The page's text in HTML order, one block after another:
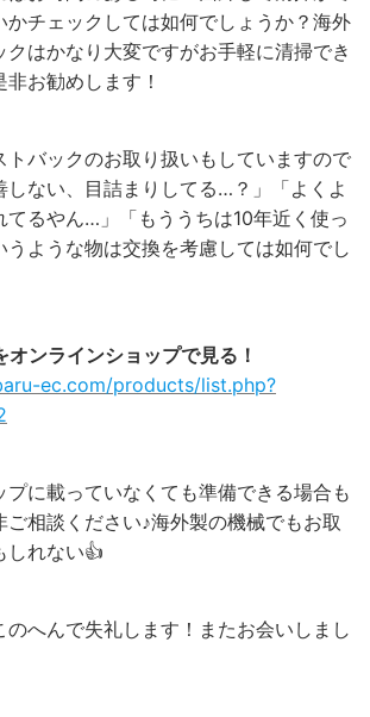
かチェックしては如何でしょうか？海外
はかなり大変ですがお手軽に清掃でき
お勧めします！
トバックのお取り扱いもしていますので
しない、目詰まりしてる…？」「よくよ
てるやん…」「もううちは10年近く使っ
うような物は交換を考慮しては如何でし
ンラインショップで見る！
ec.com/products/list.php?
プに載っていなくても準備できる場合も
ご相談ください♪海外製の機械でもお取
しれない👍
のへんで失礼します！またお会いしまし